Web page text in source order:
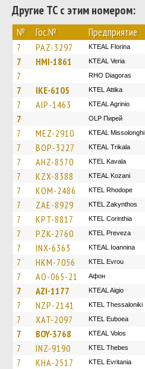
Другие ТС с этим номером:
№ Гос.№ Предприятие
7 PAZ-3297 KTEAL Florina
7 HMI-1861 KTEAL Veria
7 RHO Diagoras
7 IKE-6105 KΤΕL Αttika
7 AIP-1463 KTEAL Agrinio
7 OLP Пирей
7 MEZ-2910 KTEAL Missolonghi
7 BOP-3227 KTEAL Trikala
7 AHZ-8570 KTEL Kavala
7 KZX-8388 KTEAL Kozani
7 KOM-2486 KTEL Rhodope
7 ZAE-8929 KTEL Zakynthos
7 KPT-8817 KTEL Corinthia
7 PZK-2760 KTEL Preveza
7 INX-6363 KTEAL Ioannina
7 HKM-7056 KTEL Evrou
7 AO-065-21 Афон
7 AZI-1177 KTEAL Aigio
7 NZP-2141 KTEL Thessaloniki
7 XAT-2097 ΚΤΕL Euboea
7 BOY-3768 KTEAL Volos
7 INZ-9190 KTEL Thebes
7 KHA-2517 ΚΤΕL Evritania